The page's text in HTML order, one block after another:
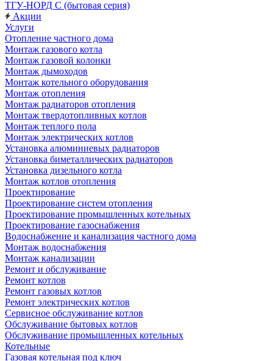
ТГУ-НОРД С (бытовая серия)
Акции
Услуги
Отопление частного дома
Монтаж газового котла
Монтаж газовой колонки
Монтаж дымоходов
Монтаж котельного оборудования
Монтаж отопления
Монтаж радиаторов отопления
Монтаж твердотопливных котлов
Монтаж теплого пола
Монтаж электрических котлов
Установка алюминиевых радиаторов
Установка биметаллических радиаторов
Установка дизельного котла
Монтаж котлов отопления
Проектирование
Проектирование систем отопления
Проектирование промышленных котельных
Проектирование газоснабжения
Водоснабжение и канализация частного дома
Монтаж водоснабжения
Монтаж канализации
Ремонт и обслуживание
Ремонт котлов
Ремонт газовых котлов
Ремонт электрических котлов
Сервисное обслуживание котлов
Обслуживание бытовых котлов
Обслуживание промышленных котельных
Котельные
Газовая котельная под ключ